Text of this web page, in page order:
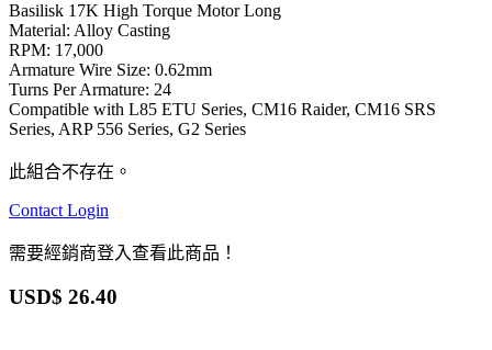
Basilisk 17K High Torque Motor Long
Material: Alloy Casting
RPM: 17,000
Armature Wire Size: 0.62mm
Turns Per Armature: 24
Compatible with L85 ETU Series, CM16 Raider, CM16 SRS
Series, ARP 556 Series, G2 Series
此組合不存在。
Contact Login
需要經銷商登入查看此商品！
USD$ 26.40